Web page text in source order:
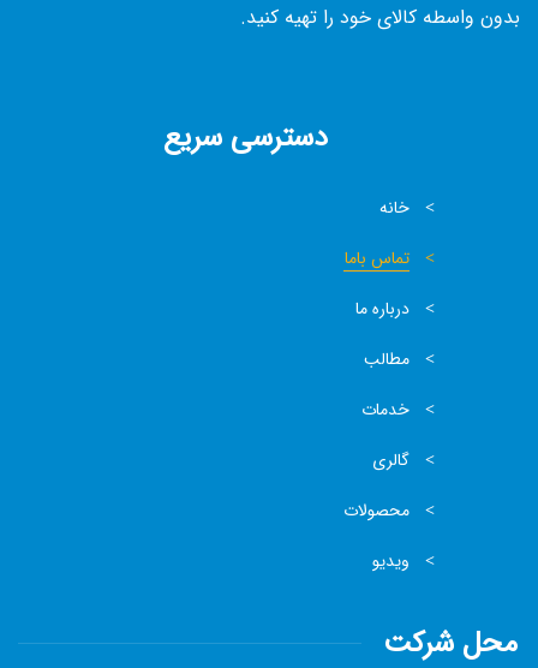
بدون واسطه کالای خود را تهیه کنید.
دسترسی سریع
خانه
تماس باما
درباره ما
مطالب
خدمات
گالری
محصولات
ویدیو
محل شرکت